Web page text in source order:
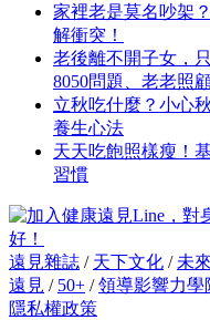
家裡老是莫名吵架
解衝突！
老後離不開子女，
8050問題、老老照
立秋吃什麼？小心
養生心法
天天吃飽照樣瘦！
習慣
好！
遠見雜誌 / 天下文化 / 未
遠見 / 50+ /領導影響力學
隱私權政策